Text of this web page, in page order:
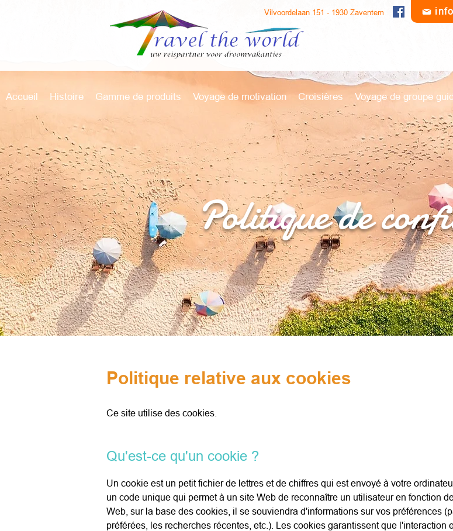
Vilvoordelaan 151 - 1930 Zaventem
Accueil Histoire Gamme de produits Voyage de motivation Croisières Voyage de groupe
Politique de
Politique relative aux cookies
Ce site utilise des cookies.
Qu'est-ce qu'un cookie ?
Un cookie est un petit fichier de lettres et de chiffres qui est envoyé à votre
un code unique qui permet à un site Web de reconnaître un utilisateur en fonction
Web, sur la base des cookies, il se souviendra d'informations sur vos préférences
préférées, les recherches récentes, etc.). Les cookies garantissent que